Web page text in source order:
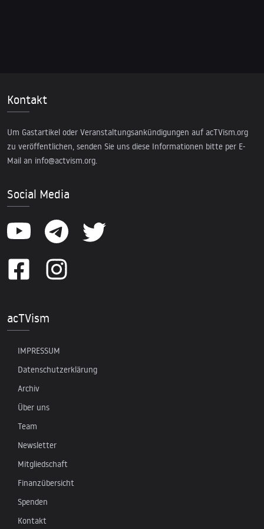
Kontakt
Um Gastartikel oder Veranstaltungsankündigungen auf acTVism.org
zu veröffentlichen, senden Sie uns diese Informationen bitte per E-
Mail an info@actvism.org.
Social Media
acTVism
IMPRESSUM
Datenschutzerklärung
Archiv
Über uns
Team
Newsletter
Mitgliedschaft
Finanzübersicht
Spenden
Kontakt